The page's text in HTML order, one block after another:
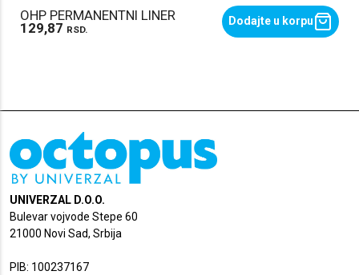
OHP PERMANENTNI LINER
129,87 RSD.
Dodajte u korpu
UNIVERZAL D.O.O.
Bulevar vojvode Stepe 60
21000 Novi Sad, Srbija
PIB: 100237167